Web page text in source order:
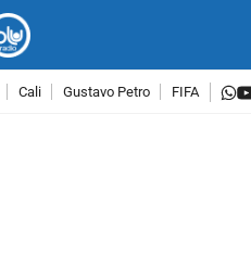
Cali Gustavo Petro FIFA